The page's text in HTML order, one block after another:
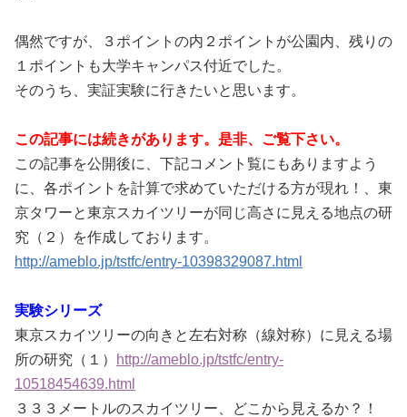
偶然ですが、３ポイントの内２ポイントが公園内、残りの
１ポイントも大学キャンパス付近でした。
そのうち、実証実験に行きたいと思います。
この記事には続きがあります。是非、ご覧下さい。
この記事を公開後に、下記コメント覧にもありますよう
に、各ポイントを計算で求めていただける方が現れ！、東
京タワーと東京スカイツリーが同じ高さに見える地点の研
究（２）を作成しております。
http://ameblo.jp/tstfc/entry-10398329087.html
実験シリーズ
東京スカイツリーの向きと左右対称（線対称）に見える場
所の研究（１）
http://ameblo.jp/tstfc/entry-
10518454639.html
３３３メートルのスカイツリー、どこから見えるか？！